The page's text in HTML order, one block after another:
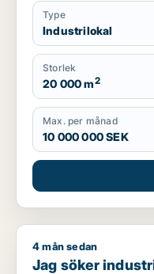
Type
Industrilokal
Storlek
20 000 m2
Max. per månad
10 000 000 SEK
Jag söker industrilokal
4 mån sedan
Jag söker